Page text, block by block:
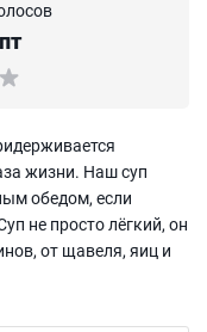
жизни. Наш суп
обедом, если
не просто лёгкий, он
от щавеля, яиц и